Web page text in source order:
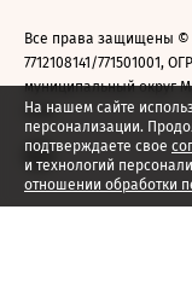
На нашем сайте
персонализации.
подтверждаете свое
и технологий
отношении обработки
Все права защищены
7712108141/771501001,
муниципальный округ
2026